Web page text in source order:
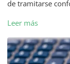
de tramitarse
Leer más